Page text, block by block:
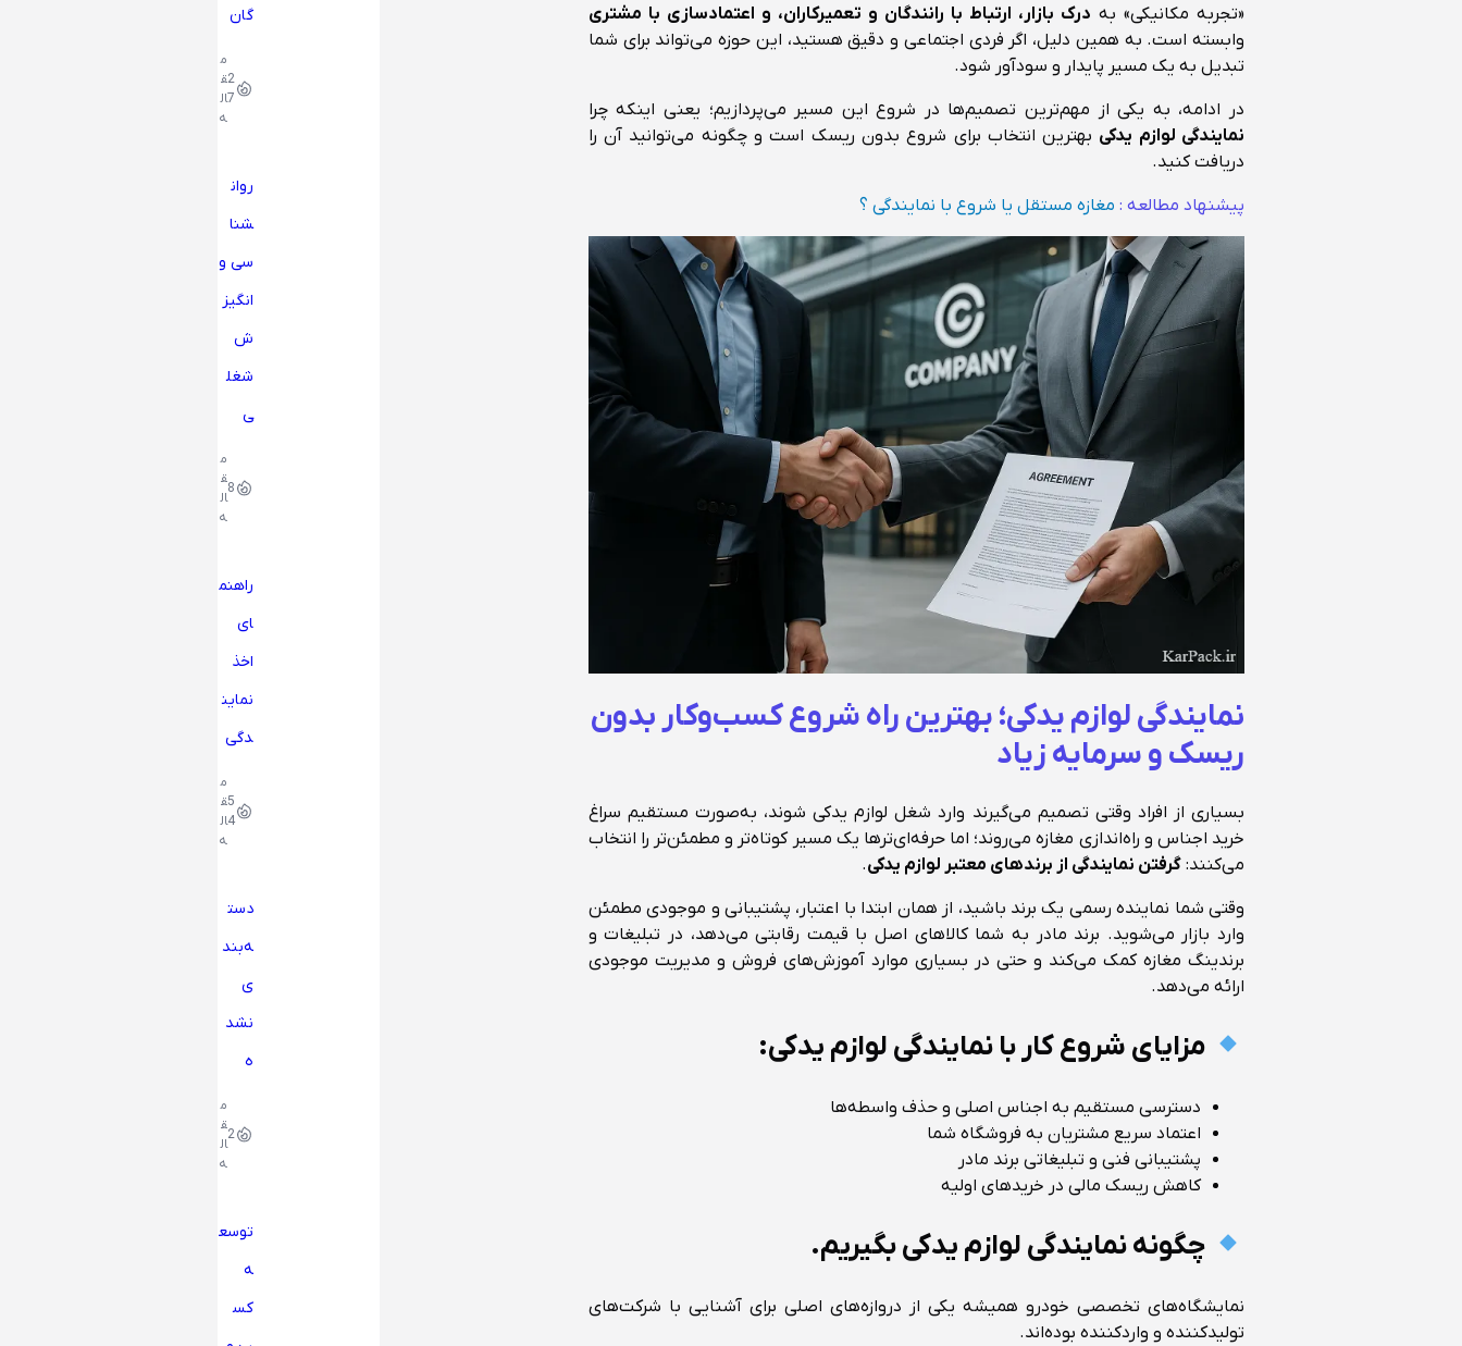
«تجربه مکانیکی» به درک بازار، ارتباط با رانندگان و تعمیرکاران، و اعتمادسازی با مشتری
وابسته است. به همین دلیل، اگر فردی اجتماعی و دقیق هستید، این حوزه می‌تواند برای شما
تبدیل به یک مسیر پایدار و سودآور شود.
در ادامه، به یکی از مهم‌ترین تصمیم‌ها در شروع این مسیر می‌پردازیم؛ یعنی اینکه چرا
نمایندگی لوازم یدکی بهترین انتخاب برای شروع بدون ریسک است و چگونه می‌توانید آن را
دریافت کنید.
پیشنهاد مطالعه : مغازه مستقل یا شروع با نمایندگی ؟
نمایندگی لوازم یدکی؛ بهترین راه شروع کسب‌وکار بدون
ریسک و سرمایه زیاد
بسیاری از افراد وقتی تصمیم می‌گیرند وارد شغل لوازم یدکی شوند، به‌صورت مستقیم سراغ
خرید اجناس و راه‌اندازی مغازه می‌روند؛ اما حرفه‌ای‌ترها یک مسیر کوتاه‌تر و مطمئن‌تر را انتخاب
می‌کنند: گرفتن نمایندگی از برندهای معتبر لوازم یدکی.
وقتی شما نماینده رسمی یک برند باشید، از همان ابتدا با اعتبار، پشتیبانی و موجودی مطمئن
وارد بازار می‌شوید. برند مادر به شما کالاهای اصل با قیمت رقابتی می‌دهد، در تبلیغات و
برندینگ مغازه کمک می‌کند و حتی در بسیاری موارد آموزش‌های فروش و مدیریت موجودی
ارائه می‌دهد.
مزایای شروع کار با نمایندگی لوازم یدکی:
دسترسی مستقیم به اجناس اصلی و حذف واسطه‌ها
اعتماد سریع مشتریان به فروشگاه شما
پشتیبانی فنی و تبلیغاتی برند مادر
کاهش ریسک مالی در خریدهای اولیه
چگونه نمایندگی لوازم یدکی بگیریم.
نمایشگاه‌های تخصصی خودرو همیشه یکی از دروازه‌های اصلی برای آشنایی با شرکت‌های
تولیدکننده و واردکننده بوده‌اند.
گان
2
7
م
ق
ال
ه
روان
شنا
سی و
انگیز
ش
شغل
ی
8
م
ق
ال
ه
راهنم
ای
اخذ
نماین
دگی
5
4
م
ق
ال
ه
دست
ه‌بند
ی
نشد
ه
2
م
ق
ال
ه
توسع
ه
کس